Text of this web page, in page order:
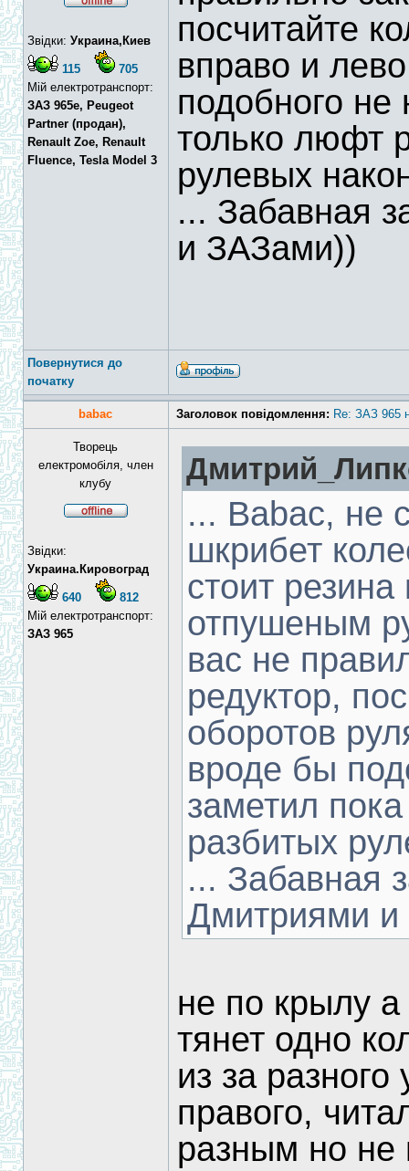
Звідки: Украина,Киев
115
705
Мій електротранспорт:
ЗАЗ 965e, Peugeot
Partner (продан),
Renault Zoe, Renault
Fluence, Tesla Model 3
посчитайте
вправо и
подобного
только люфт
рулевых
... Забавная
и ЗАЗами))
Повернутися до
початку
babac Заголовок повідомлення: Re: ЗАЗ 965
Творець
електромобіля, член
клубу
Звідки:
Украина.Кировоград
640
812
Мій електротранспорт:
ЗАЗ 965
... Babac, не
шкрибет
стоит
отпушеным
вас не
редуктор,
оборотов
вроде бы
заметил
разбитых
... Забавная
Дмитриями
не по крылу
тянет одно
из за разного
правого,
разным но не